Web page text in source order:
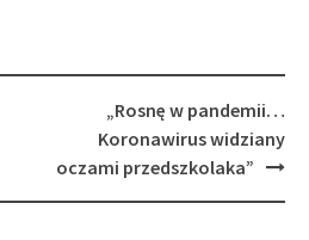
„Rosnę w pandemii…
Koronawirus widziany
oczami przedszkolaka”